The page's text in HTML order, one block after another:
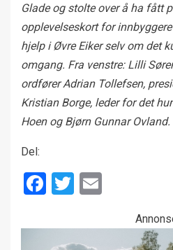
Glade og stolte over å ha fått
opplevelseskort for
hjelp i Øvre Eiker selv om det
omgang. Fra venstre: Lilli
ordfører Adrian Tollefsen,
Kristian Borge, leder for det
Hoen og Bjørn Gunnar Ovland.
Del:
Facebook
Twitter